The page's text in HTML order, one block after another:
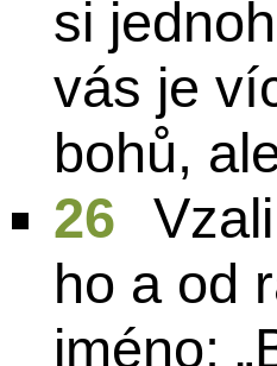
si
vás je
bohů,
26
ho a od
jméno: